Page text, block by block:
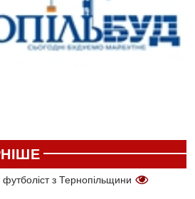
з Тернопільщини